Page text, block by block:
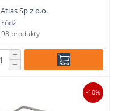
Atlas Sp z o.o.
Łódź
98 produkty
+
−
-10%